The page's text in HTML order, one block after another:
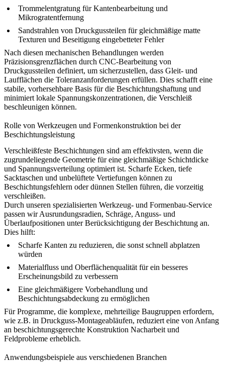
Trommelentgratung für Kantenbearbeitung und
Mikrogratentfernung
Sandstrahlen von Druckgussteilen für gleichmäßige matte
Texturen und Beseitigung eingebetteter Fehler
Nach diesen mechanischen Behandlungen werden
Präzisionsgrenzflächen durch CNC-Bearbeitung von
Druckgussteilen definiert, um sicherzustellen, dass Gleit- und
Laufflächen die Toleranzanforderungen erfüllen. Dies schafft eine
stabile, vorhersehbare Basis für die Beschichtungshaftung und
minimiert lokale Spannungskonzentrationen, die Verschleiß
beschleunigen können.
Rolle von Werkzeugen und Formenkonstruktion bei der
Beschichtungsleistung
Verschleißfeste Beschichtungen sind am effektivsten, wenn die
zugrundeliegende Geometrie für eine gleichmäßige Schichtdicke
und Spannungsverteilung optimiert ist. Scharfe Ecken, tiefe
Sacktaschen und unbelüftete Vertiefungen können zu
Beschichtungsfehlern oder dünnen Stellen führen, die vorzeitig
verschleißen.
Durch unseren spezialisierten Werkzeug- und Formenbau-Service
passen wir Ausrundungsradien, Schräge, Anguss- und
Überlaufpositionen unter Berücksichtigung der Beschichtung an.
Dies hilft:
Scharfe Kanten zu reduzieren, die sonst schnell abplatzen
würden
Materialfluss und Oberflächenqualität für ein besseres
Erscheinungsbild zu verbessern
Eine gleichmäßigere Vorbehandlung und
Beschichtungsabdeckung zu ermöglichen
Für Programme, die komplexe, mehrteilige Baugruppen erfordern,
wie z.B. in Druckguss-Montageabläufen, reduziert eine von Anfang
an beschichtungsgerechte Konstruktion Nacharbeit und
Feldprobleme erheblich.
Anwendungsbeispiele aus verschiedenen Branchen